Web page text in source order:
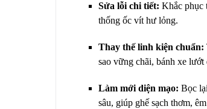
Sửa lỗi chi tiết: Khắc phục
thống ốc vít hư lỏng.
Thay thế linh kiện chuẩn:
sao vững chãi, bánh xe lướt
Làm mới diện mạo: Bọc
sâu, giúp ghế sạch thơm,